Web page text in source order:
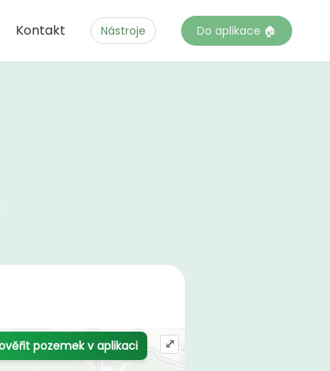
Kontakt Nástroje Do aplikace 🏠